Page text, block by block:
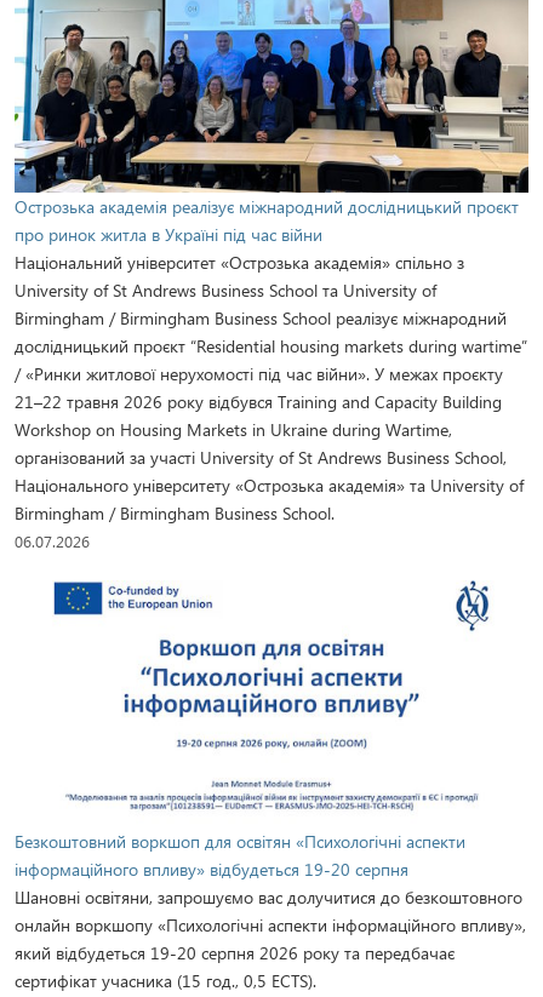
Острозька академія реалізує міжнародний дослідницький проєкт
про ринок житла в Україні під час війни
Національний університет «Острозька академія» спільно з
University of St Andrews Business School та University of
Birmingham / Birmingham Business School реалізує міжнародний
дослідницький проєкт “Residential housing markets during wartime”
/ «Ринки житлової нерухомості під час війни». У межах проєкту
21–22 травня 2026 року відбувся Training and Capacity Building
Workshop on Housing Markets in Ukraine during Wartime,
організований за участі University of St Andrews Business School,
Національного університету «Острозька академія» та University of
Birmingham / Birmingham Business School.
06.07.2026
Безкоштовний воркшоп для освітян «Психологічні аспекти
інформаційного впливу» відбудеться 19-20 серпня
Шановні освітяни, запрошуємо вас долучитися до безкоштовного
онлайн воркшопу «Психологічні аспекти інформаційного впливу»,
який відбудеться 19-20 серпня 2026 року та передбачає
сертифікат учасника (15 год., 0,5 ECTS).